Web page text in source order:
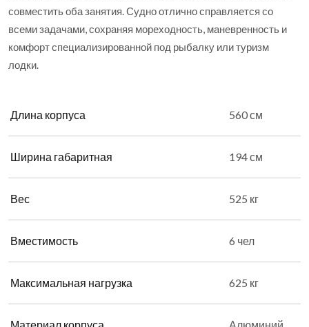
совместить оба занятия. Судно отлично справляется со
всеми задачами, сохраняя мореходность, маневренность и
комфорт специализированной под рыбалку или туризм
лодки.
Длина корпуса 560 см
Ширина габаритная 194 см
Вес 525 кг
Вместимость 6 чел
Максимальная нагрузка 625 кг